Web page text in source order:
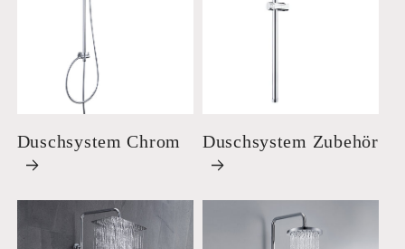
Duschsystem Chrom Duschsystem Zubehör